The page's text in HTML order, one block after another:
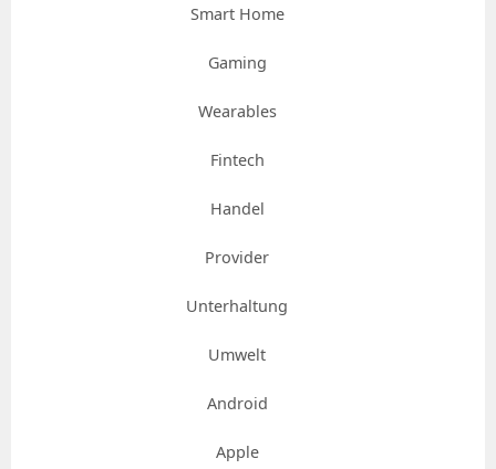
Smart Home
Gaming
Wearables
Fintech
Handel
Provider
Unterhaltung
Umwelt
Android
Apple